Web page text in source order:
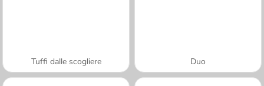
Tuffi dalle scogliere Duo